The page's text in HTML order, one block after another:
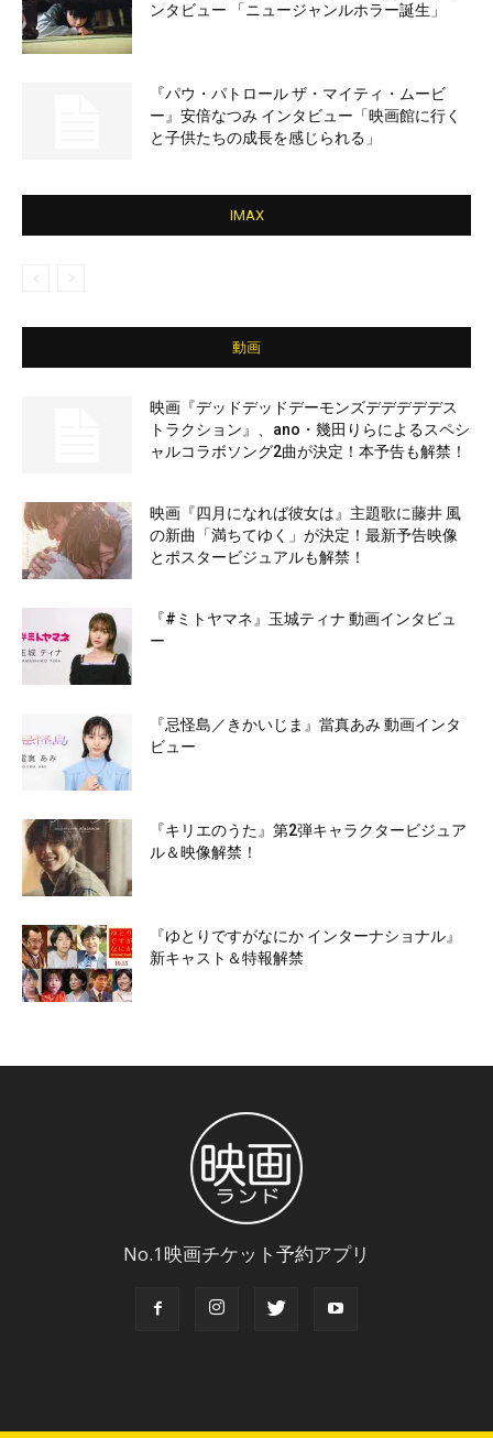
ンタビュー 「ニュージャンルホラー誕生」
『パウ・パトロール ザ・マイティ・ムービ
ー』安倍なつみ インタビュー「映画館に行く
と子供たちの成長を感じられる」
IMAX
動画
映画『デッドデッドデーモンズデデデデデス
トラクション』、ano・幾田りらによるスペシ
ャルコラボソング2曲が決定！本予告も解禁！
映画『四月になれば彼女は』主題歌に藤井 風
の新曲「満ちてゆく」が決定！最新予告映像
とポスタービジュアルも解禁！
『#ミトヤマネ』玉城ティナ 動画インタビュ
ー
『忌怪島／きかいじま』當真あみ 動画インタ
ビュー
『キリエのうた』第2弾キャラクタービジュア
ル＆映像解禁！
『ゆとりですがなにか インターナショナル』
新キャスト＆特報解禁
No.1映画チケット予約アプリ